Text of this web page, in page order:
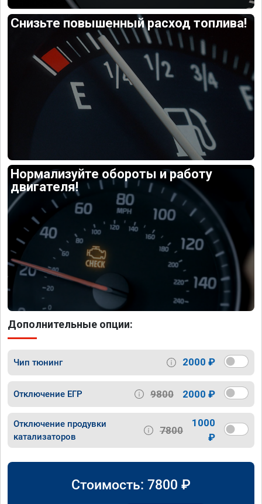
Снизьте повышенный расход топлива!
Нормализуйте обороты и работу
двигателя!
Дополнительные опции:
Чип тюнинг 2000 ₽
Отключение ЕГР 9800 2000 ₽
Отключение продувки
катализаторов
7800
1000
₽
Стоимость: 7800 ₽